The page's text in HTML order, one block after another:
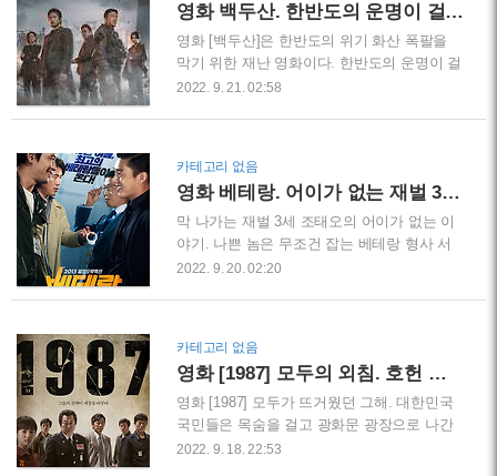
영화 백두산. 한반도의 운명이 걸린 무모한 작전
영화 [백두산]은 한반도의 위기 화산 폭팔을
막기 위한 재난 영화이다. 한반도의 운명이 걸
린 무모한 작전. 가족의 생명 또한 위태롭기에
압력을 낮춰야 한다. 강남역 대형 스크린에는
긴급 속보가 뜬다. 북조선 노동당 대회, 완전
한 비핵화 선언 예상 4.25 문화회관 앞에서 보
도 중이다. 생방송 뉴스 도중 갑자기 4.25 문화
회관이 무너진다. 그리고 바로 긴급 재난 문자
다. 지진파 동의 여파가 서울까지 덮친 것이
다. 화산 지수 8등급 관측 역..
2022. 9. 21. 02:58
카테고리 없음
영화 베테랑. 어이가 없는 재벌 3세 이야기
막 나가는 재벌 3세 조태오의 어이가 없는 이
야기. 나쁜 놈은 무조건 잡는 베테랑 형사 서
도철. 현실에서도 있을만한 소재를 다룬 영화
철(황정민 배우) 형사와 미스봉(장윤주 모델.
배우)은 함정 수사 중이다. 고급 중고차 매장
에 들려 두 배우는 능청스러운 연기를 한다.
불륜 연기에 속은 절도범들은 차에 위치 추적
기를 몰래 설치한다. 그날 밤 추격기로 위치를
2022. 9. 20. 02:20
카테고리 없음
영화 [1987] 모두의 외침. 호헌 철폐 독재 타도
영화 [1987] 모두가 뜨거웠던 그해. 대한민국
국민들은 목숨을 걸고 광화문 광장으로 나간
다. 그리고 세상을 바꾸는 모두의 외침. 호헌
2022. 9. 18. 22:53